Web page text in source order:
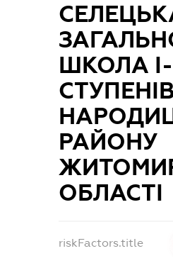
ШКОЛА І-
РАЙОНУ
ОБЛАСТІ
riskFactors.title